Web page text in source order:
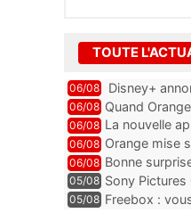
TOUTE
06/08 Disney+
06/08 Quand
06/08 La nouvelle
abonnés
06/08 Orange mise
06/08 Bonne
inclus
05/08 Sony
05/08 Freebox :